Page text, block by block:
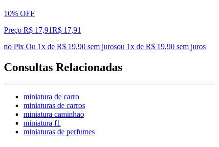
10% OFF
Preço R$ 17,91R$ 17,91
no Pix Ou 1x de R$ 19,90 sem jurosou 1x de R$ 19,90 sem juros
Consultas Relacionadas
miniatura de carro
miniaturas de carros
miniatura caminhao
miniatura f1
miniaturas de perfumes